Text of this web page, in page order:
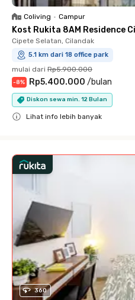
Coliving • Campur
Kost Rukita 8AM Residence
Cipete Selatan, Cilandak
5.1 km dari 18 office park
mulai dari Rp5.900.000
-8% Rp5.400.000 /bulan
Diskon sewa min. 12 Bulan
Lihat info lebih banyak
360